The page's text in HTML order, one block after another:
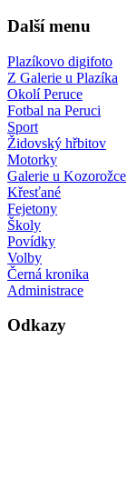
Další menu
Plazíkovo digifoto
Z Galerie u Plazíka
Okolí Peruce
Fotbal na Peruci
Sport
Židovský hřbitov
Motorky
Galerie u Kozorožce
Křesťané
Fejetony
Školy
Povídky
Volby
Černá kronika
Administrace
Odkazy